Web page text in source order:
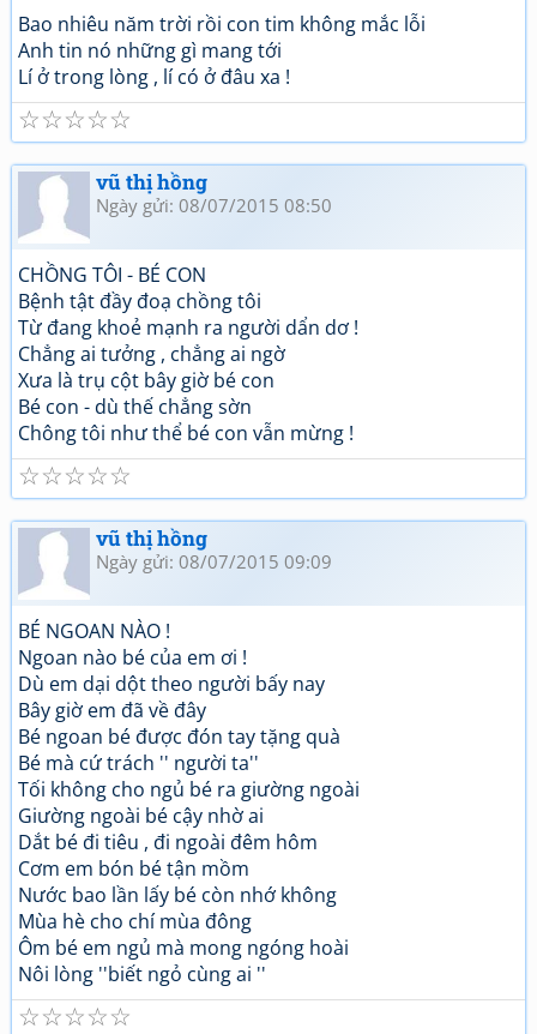
Bao nhiêu năm trời rồi con tim không mắc lỗi
Anh tin nó những gì mang tới
Lí ở trong lòng , lí có ở đâu xa !
☆
☆
☆
☆
☆
vũ thị hồng
Ngày gửi: 08/07/2015 08:50
CHỒNG TÔI - BÉ CON
Bệnh tật đầy đoạ chồng tôi
Từ đang khoẻ mạnh ra người dẩn dơ !
Chẳng ai tưởng , chẳng ai ngờ
Xưa là trụ cột bây giờ bé con
Bé con - dù thế chẳng sờn
Chông tôi như thể bé con vẫn mừng !
☆
☆
☆
☆
☆
vũ thị hồng
Ngày gửi: 08/07/2015 09:09
BÉ NGOAN NÀO !
Ngoan nào bé của em ơi !
Dù em dại dột theo người bấy nay
Bây giờ em đã về đây
Bé ngoan bé được đón tay tặng quà
Bé mà cứ trách '' người ta''
Tối không cho ngủ bé ra giường ngoài
Giường ngoài bé cậy nhờ ai
Dắt bé đi tiêu , đi ngoài đêm hôm
Cơm em bón bé tận mồm
Nước bao lần lấy bé còn nhớ không
Mùa hè cho chí mùa đông
Ôm bé em ngủ mà mong ngóng hoài
Nôi lòng ''biết ngỏ cùng ai ''
☆
☆
☆
☆
☆